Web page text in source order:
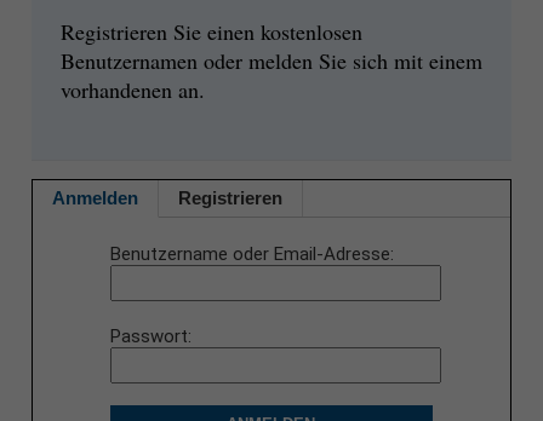
Registrieren Sie einen kostenlosen
Benutzernamen oder melden Sie sich mit einem
vorhandenen an.
Anmelden Registrieren
Benutzername oder Email-Adresse
Passwort